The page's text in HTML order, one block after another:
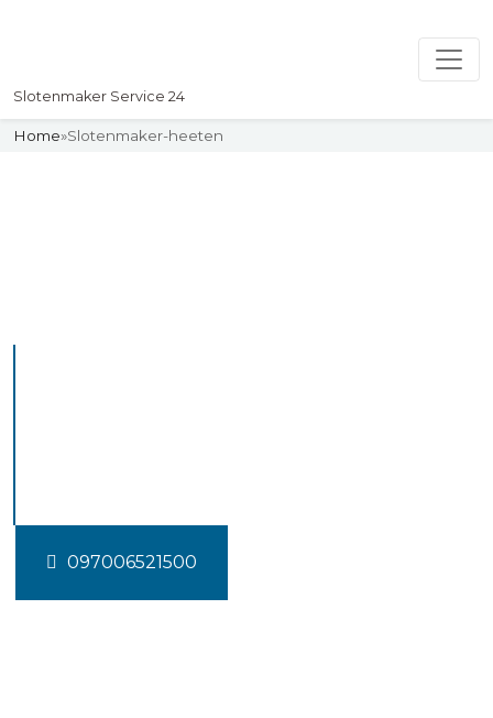
Slotenmaker Service 24
Home»Slotenmaker-heeten
097006521500